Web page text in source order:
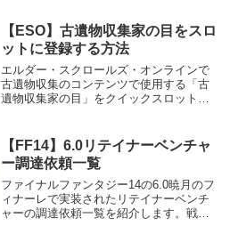
Fallout76 釣り竿の強化手順釣り竿は「釣
り針...
【ESO】古遺物収集家の目をスロ
ットに登録する方法
エルダー・スクロールズ・オンラインで
古遺物収集のコンテンツで使用する「古
遺物収集家の目」をクイックスロットに
「コレクション」を選択する２．次の画
面で「コレクション」を選択...
【FF14】6.0リテイナーベンチャ
ー調達依頼一覧
ファイナルファンタジー14の6.0暁月のフ
ィナーレで実装されたリテイナーベンチ
ャーの調達依頼一覧を紹介します。戦闘